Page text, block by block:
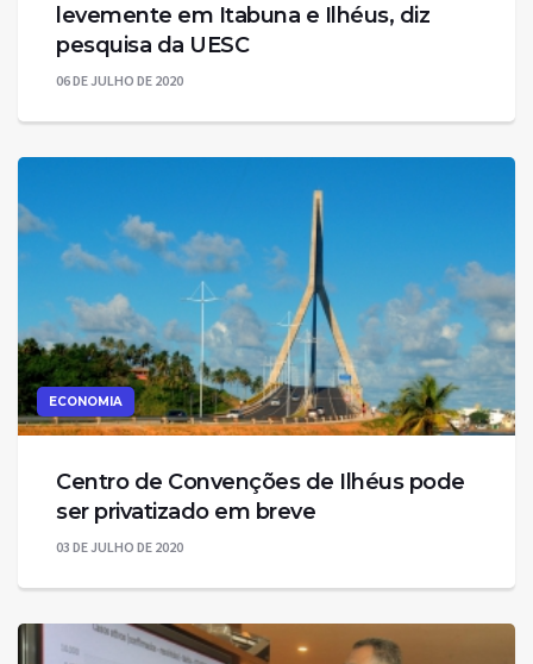
levemente em Itabuna e Ilhéus, diz
pesquisa da UESC
06 DE JULHO DE 2020
ECONOMIA
Centro de Convenções de Ilhéus pode
ser privatizado em breve
03 DE JULHO DE 2020